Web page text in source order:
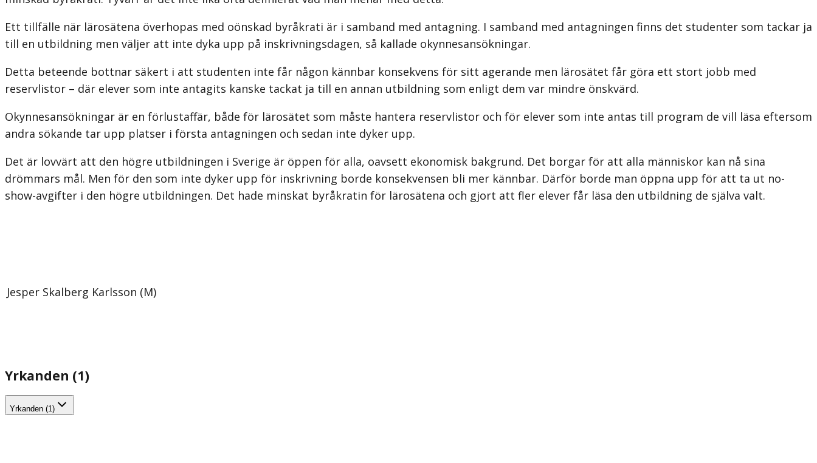
Ett tillfälle när lärosätena överhopas med oönskad byråkrati är i samband med antagning. I samband med antagningen finns det studenter som tackar ja
till en utbildning men väljer att inte dyka upp på inskrivningsdagen, så kallade okynnesansökningar.
Detta beteende bottnar säkert i att studenten inte får någon kännbar konsekvens för sitt agerande men lärosätet får göra ett stort jobb med
reservlistor – där elever som inte antagits kanske tackat ja till en annan utbildning som enligt dem var mindre önskvärd.
Okynnesansökningar är en förlustaffär, både för lärosätet som måste hantera reservlistor och för elever som inte antas till program de vill läsa eftersom
andra sökande tar upp platser i första antagningen och sedan inte dyker upp.
Det är lovvärt att den högre utbildningen i Sverige är öppen för alla, oavsett ekonomisk bakgrund. Det borgar för att alla människor kan nå sina
drömmars mål. Men för den som inte dyker upp för inskrivning borde konsekvensen bli mer kännbar. Därför borde man öppna upp för att ta ut no-
show-avgifter i den högre utbildningen. Det hade minskat byråkratin för lärosätena och gjort att fler elever får läsa den utbildning de själva valt.
Jesper Skalberg Karlsson (M)
Yrkanden (1)
Yrkanden (1)